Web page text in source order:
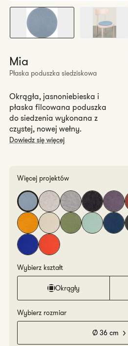
Mia
Płaska poduszka siedziskowa
Okrągła, jasnoniebieska i
płaska filcowana poduszka
do siedzenia wykonana z
czystej, nowej wełny.
Dowiedz się więcej
Więcej projektów
Wybierz kształt
Okrągły
Wybierz rozmiar
Ø 36 cm